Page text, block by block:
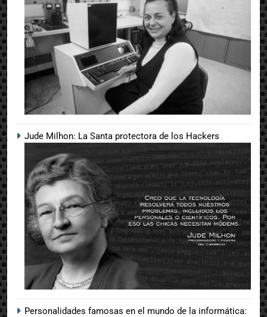
Jude Milhon: La Santa protectora de los Hackers
Personalidades famosas en el mundo de la informática: